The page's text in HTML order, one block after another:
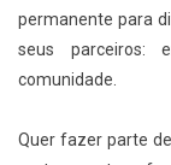
permanente para
seus parceiros:
comunidade.
Quer fazer parte